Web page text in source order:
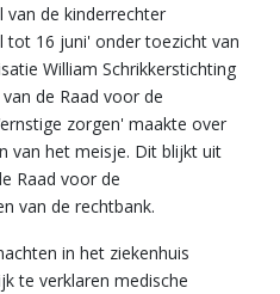
de kinderrechter
tot 16 juni' onder toezicht van
William Schrikkerstichting
de Raad voor de
zorgen' maakte over
van het meisje. Dit blijkt uit
Raad voor de
van de rechtbank.
in het ziekenhuis
te verklaren medische